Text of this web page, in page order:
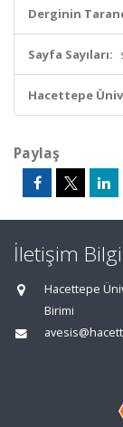
Derginin
Sayfa Sayıları:
Hacettepe
Paylaş
İletişim
Hacettepe
Birimi